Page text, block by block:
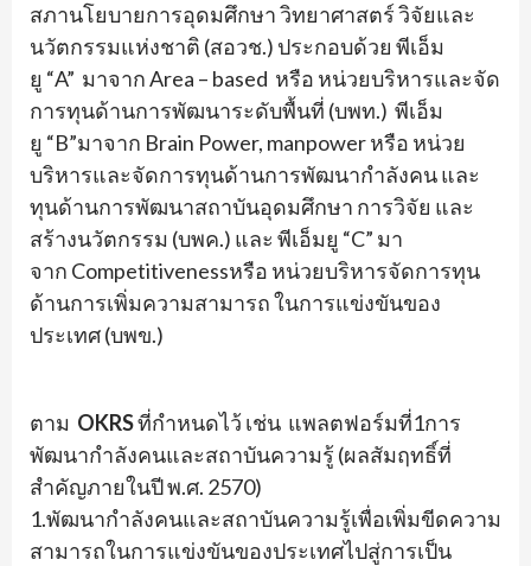
สภานโยบายการอุดมศึกษา วิทยาศาสตร์ วิจัยและ
นวัตกรรมแห่งชาติ (สอวช.) ประกอบด้วย พีเอ็ม
ยู “A” มาจากArea – based หรือ หน่วยบริหารและจัด
การทุนด้านการพัฒนาระดับพื้นที่ (บพท.) พีเอ็ม
ยู “B”มาจาก Brain Power, manpowerหรือ หน่วย
บริหารและจัดการทุนด้านการพัฒนากำลังคน และ
ทุนด้านการพัฒนาสถาบันอุดมศึกษา การวิจัย และ
สร้างนวัตกรรม (บพค.) และ พีเอ็มยู “C” มา
จาก Competitivenessหรือ หน่วยบริหารจัดการทุน
ด้านการเพิ่มความสามารถ ในการแข่งขันของ
ประเทศ (บพข.)
ตาม OKRSที่กำหนดไว้ เช่น แพลตฟอร์มที่1การ
พัฒนากำลังคนและสถาบันความรู้(ผลสัมฤทธิ์ที่
สำคัญภายในปี พ.ศ. 2570)
1.พัฒนากำลังคนและสถาบันความรู้เพื่อเพิ่มขีดความ
สามารถในการแข่งขันของประเทศไปสู่การเป็น